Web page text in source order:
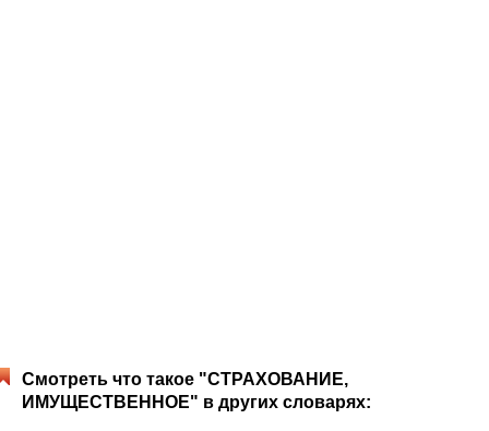
Смотреть что такое "СТРАХОВАНИЕ,
ИМУЩЕСТВЕННОЕ" в других словарях: